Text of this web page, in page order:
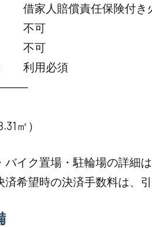
人賠償責任保険付き火
不可
不可
利用必須
㎡）
イク置場・駐輪場の詳細は
希望時の決済手数料は、